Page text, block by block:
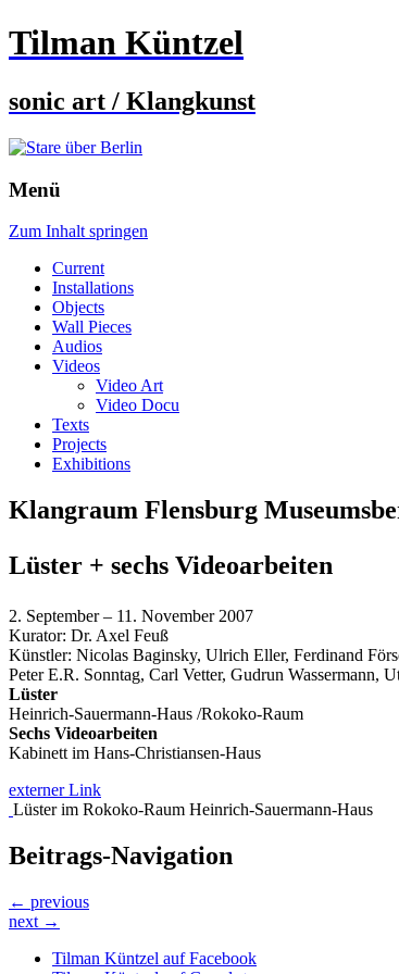
Tilman Küntzel
sonic art / Klangkunst
Menü
Zum Inhalt springen
Current
Installations
Objects
Wall Pieces
Audios
Videos
Video Art
Video Docu
Texts
Projects
Exhibitions
Klangraum Flensburg
Lüster + sechs Videoarbeiten
2. September – 11. November 2007
Kurator: Dr. Axel Feuß
Künstler: Nicolas Baginsky, Ulrich Eller, Ferdinand
Peter E.R. Sonntag, Carl Vetter, Gudrun Wassermann,
Lüster
Heinrich-Sauermann-Haus /Rokoko-Raum
Sechs Videoarbeiten
Kabinett im Hans-Christiansen-Haus
externer Link
Lüster im Rokoko-Raum Heinrich-Sauermann-Haus
Beitrags-Navigation
← previous
next →
Tilman Küntzel auf Facebook